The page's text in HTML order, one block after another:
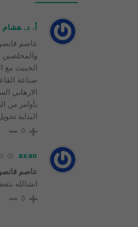
أ. د. هشام
عاصم
والمخلصين
الخبيث مع
صناعة
الارهابي
بأوامر من
البداية
0
axan
عاصم
انشالله
0